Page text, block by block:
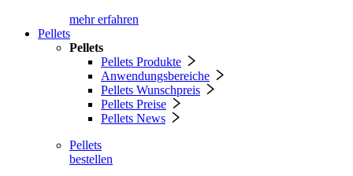
mehr erfahren
Pellets
Pellets
Pellets Produkte
Anwendungsbereiche
Pellets Wunschpreis
Pellets Preise
Pellets News
Pellets
bestellen